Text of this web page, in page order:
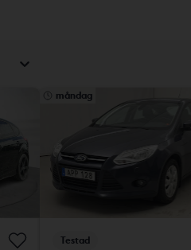
måndag
Testad